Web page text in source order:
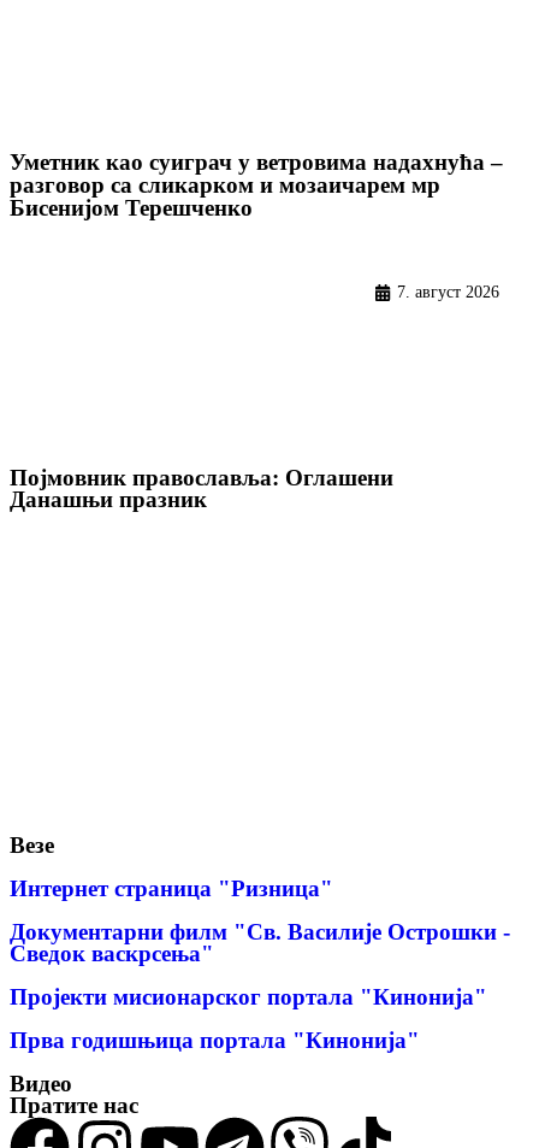
Уметник као суиграч у ветровима надахнућа –
разговор са сликарком и мозаичарем мр
Бисенијом Терешченко
Појмовник православља: Оглашени
7. август 2026
Данашњи празник
Везе
Интернет страница "Ризница"
Документарни филм "Св. Василије Острошки -
Сведок васкрсења"
Пројекти мисионарског портала "Кинонија"
Прва годишњица портала "Кинонија"
Видео
Пратите нас